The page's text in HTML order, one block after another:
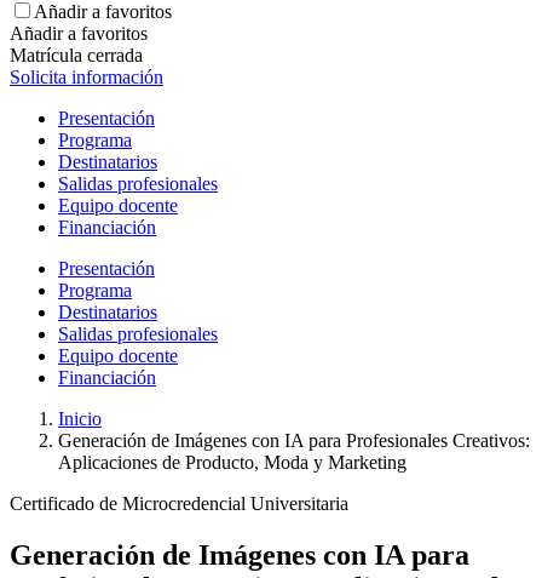
Añadir a favoritos
Añadir a favoritos
Matrícula cerrada
Solicita información
Presentación
Programa
Destinatarios
Salidas profesionales
Equipo docente
Financiación
Presentación
Programa
Destinatarios
Salidas profesionales
Equipo docente
Financiación
Inicio
Generación de Imágenes con IA para Profesionales Creativos:
Aplicaciones de Producto, Moda y Marketing
Certificado de Microcredencial Universitaria
Generación de Imágenes con IA para